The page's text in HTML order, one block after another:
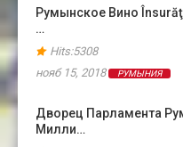
Румынское Вино
…
Hits:5308
нояб 15, 2018
РУМЫНИЯ
Дворец Парламента
Милли…